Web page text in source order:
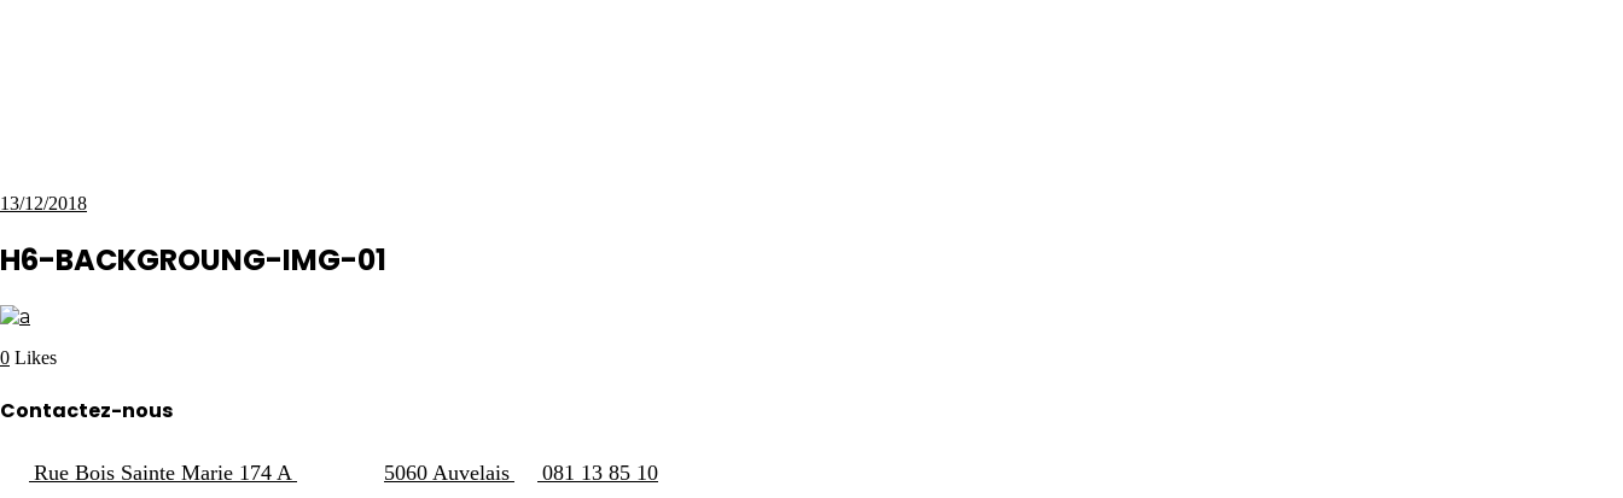
13/12/2018
H6-BACKGROUNG-IMG-01
0 Likes
Contactez-nous
Rue Bois Sainte Marie 174 A 5060 Auvelais 081 13 85 10